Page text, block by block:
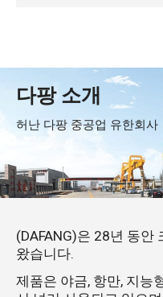
다팡 소개
허난 다팡 중공업 유한회사
(DAFANG)은 28년 동안
왔습니다.
제품은 야금, 항만, 지능